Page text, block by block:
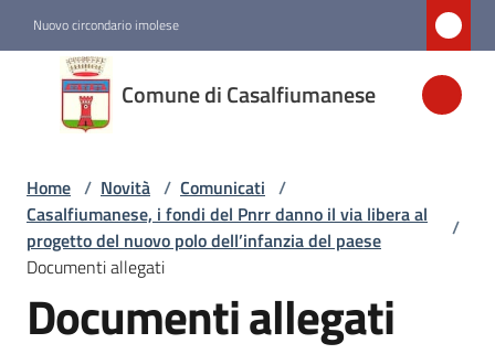
Nuovo circondario imolese
Comune di Casalfiumanese
Comune di
Casalfiumanese
Amministrazione
Novità
Home / Novità / Comunicati /
Casalfiumanese, i fondi del Pnrr danno il via libera al
progetto del nuovo polo dell’infanzia del paese
/
Documenti allegati
Documenti allegati